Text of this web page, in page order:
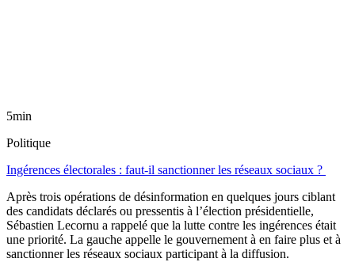
5min
Politique
Ingérences électorales : faut-il sanctionner les réseaux sociaux ?
Après trois opérations de désinformation en quelques jours ciblant
des candidats déclarés ou pressentis à l’élection présidentielle,
Sébastien Lecornu a rappelé que la lutte contre les ingérences était
une priorité. La gauche appelle le gouvernement à en faire plus et à
sanctionner les réseaux sociaux participant à la diffusion.